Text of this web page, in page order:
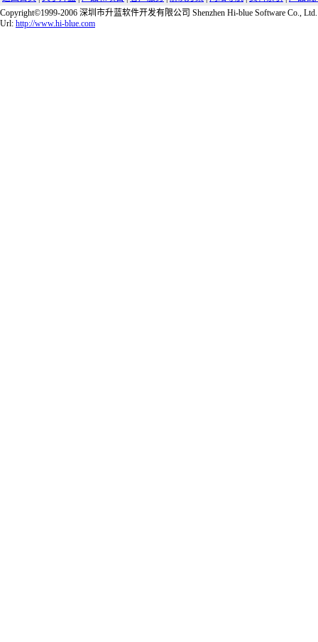
Copyright©1999-2006 深圳市升蓝软件开发有限公司 Shenzhen Hi-blue Software Co., Ltd.
Url: http://www.hi-blue.com